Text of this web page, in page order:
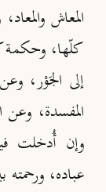
المعاش
كلّها،
إلى الجَوْر،
المفسدة،
وإن أُدخلت
عباده،